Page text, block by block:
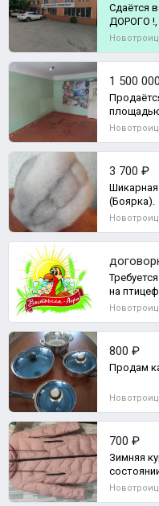
Сдаётся
ДОРОГО
1 500
первом
3 700 ₽
(Боярка).
на
Агро".
800 ₽
Продам
700 ₽
Зимняя
размер